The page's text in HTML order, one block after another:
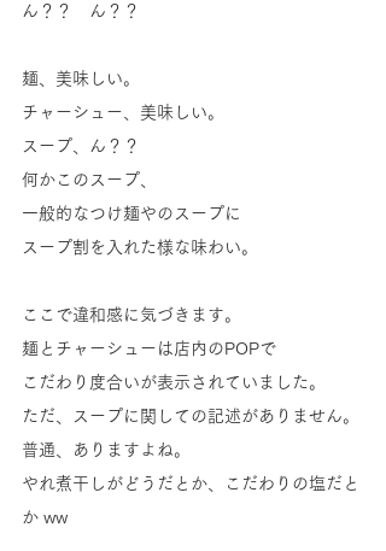
ん？？　ん？？
麺、美味しい。
チャーシュー、美味しい。
スープ、ん？？
何かこのスープ、
一般的なつけ麺やのスープに
スープ割を入れた様な味わい。
ここで違和感に気づきます。
麺とチャーシューは店内のPOPで
こだわり度合いが表示されていました。
ただ、スープに関しての記述がありません。
普通、ありますよね。
やれ煮干しがどうだとか、こだわりの塩だと
か ww